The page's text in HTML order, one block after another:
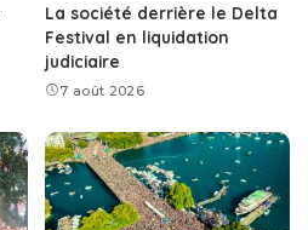
La société derrière le Delta
Festival en liquidation
judiciaire
7 août 2026